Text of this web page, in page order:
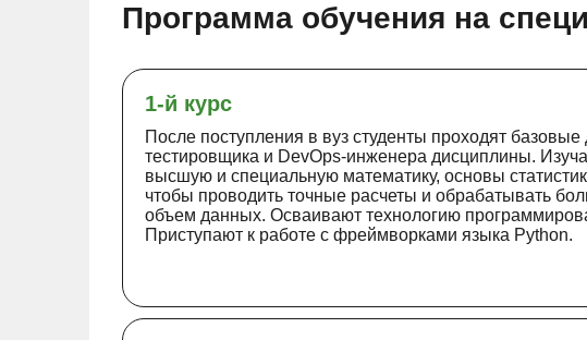
Программа обучения на
1-й курс
После поступления в вуз студенты проходят базовые
тестировщика и DevOps-инженера дисциплины.
высшую и специальную математику, основы
чтобы проводить точные расчеты и обрабатывать
объем данных. Осваивают технологию
Приступают к работе с фреймворками языка Python.